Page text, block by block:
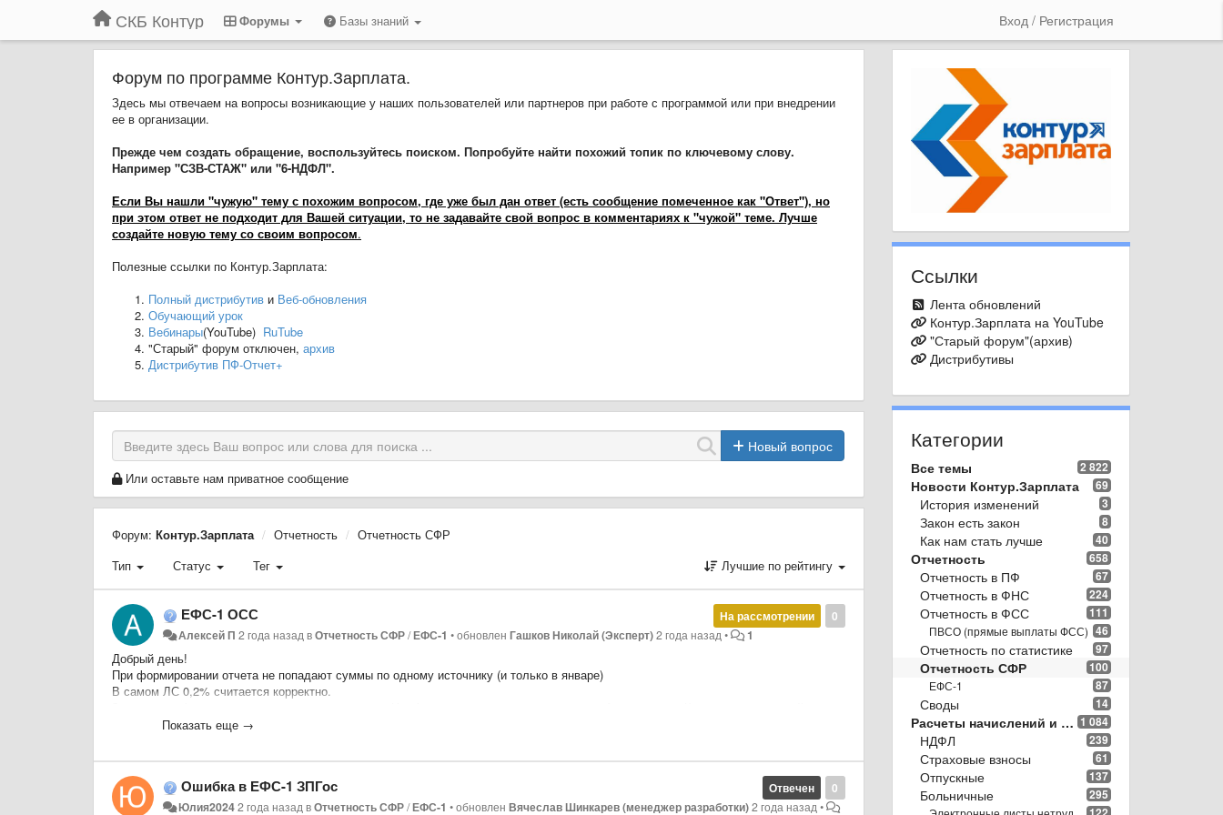
СКБ Контур Форумы Базы знаний Вход / Регистрация
Форум по программе Контур.Зарплата.
Здесь мы отвечаем на вопросы возникающие у наших пользователей или партнеров при работе с программой или при внедрении
ее в организации.
Прежде чем создать обращение, воспользуйтесь поиском. Попробуйте найти похожий топик по ключевому слову.
Например "СЗВ-СТАЖ" или "6-НДФЛ".
Если Вы нашли "чужую" тему с похожим вопросом, где уже был дан ответ (есть сообщение помеченное как "Ответ"), но
при этом ответ не подходит для Вашей ситуации, то не задавайте свой вопрос в комментариях к "чужой" теме. Лучше
создайте новую тему со своим вопросом.
Полезные ссылки по Контур.Зарплата:
Полный дистрибутив и Веб-обновления
Обучающий урок
Вебинары(YouTube) RuTube
"Старый" форум отключен, архив
Дистрибутив ПФ-Отчет+
Новый вопрос
Или оставьте нам приватное сообщение
Форум: Контур.Зарплата Отчетность
Отчетность СФР
Тип
Статус Тег Лучшие по рейтингу
0
На рассмотрении
ЕФС-1 ОСС
Алексей П 2 года назадвОтчетность СФР/ЕФС-1 •обновленГашков Николай (Эксперт)2 года назад• 1
Добрый день!
При формировании отчета не попадают суммы по одному источнику (и только в январе)
В самом ЛС 0,2% считается корректно.
датам в настройках не увидели. Не попадают суммы по источнику "В" 3 058,08р
Подскажите в чем может быть причина в ЕФС-1 ОСС?
zpl_zplinfo_full(20240408_102545).cab
Показать еще →
0
Отвечен
Ошибка в ЕФС-1 ЗПГос
Юлия20242 года назадвОтчетность СФР/ЕФС-1 •обновленВячеслав Шинкарев (менеджер разработки)2 года назад•
Ссылки
Лента обновлений
Контур.Зарплата на YouTube
"Старый форум"(архив)
Дистрибутивы
Категории
2 822
Все темы
69
Новости Контур.Зарплата
3
История изменений
8
Закон есть закон
40
Как нам стать лучше
658
Отчетность
67
Отчетность в ПФ
224
Отчетность в ФНС
111
Отчетность в ФСС
46
ПВСО (прямые выплаты ФСС)
97
Отчетность по статистике
100
Отчетность СФР
87
ЕФС-1
14
Своды
1 084
Расчеты начислений и удержаний
239
НДФЛ
61
Страховые взносы
137
Отпускные
295
Больничные